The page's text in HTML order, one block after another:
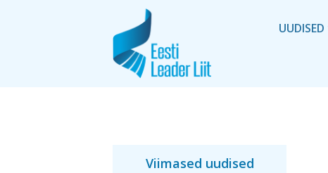
UUDISED
Viimased uudised